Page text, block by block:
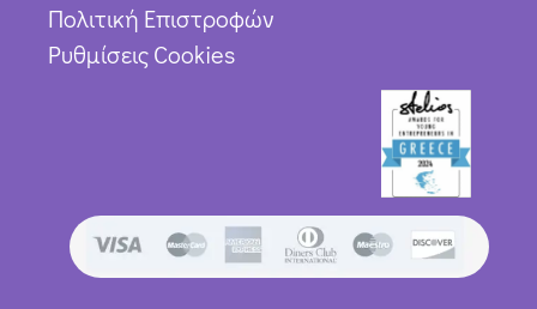
Πολιτική Επιστροφών
Ρυθμίσεις Cookies